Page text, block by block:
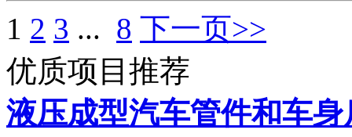
1 2 3 ... 8 下一页>>
优质项目推荐
液压成型汽车管件和车